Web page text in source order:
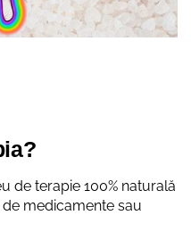
de terapie 100% naturală
medicamente sau